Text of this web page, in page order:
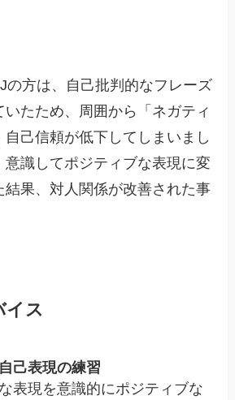
の方は、自己批判的なフレーズ
いたため、周囲から「ネガティ
己信頼が低下してしまいまし
意識してポジティブな表現に変
結果、対人関係が改善された事
イス
己表現の練習
表現を意識的にポジティブな